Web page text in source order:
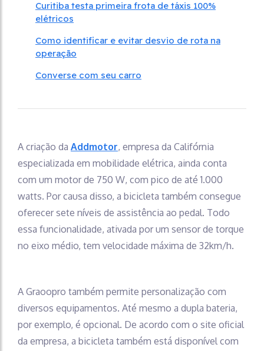
Curitiba testa primeira frota de táxis 100%
elétricos
Como identificar e evitar desvio de rota na
operação
Converse com seu carro
A criação da Addmotor, empresa da Califórnia
especializada em mobilidade elétrica, ainda conta
com um motor de 750 W, com pico de até 1.000
watts. Por causa disso, a bicicleta também consegue
oferecer sete níveis de assistência ao pedal. Todo
essa funcionalidade, ativada por um sensor de torque
no eixo médio, tem velocidade máxima de 32km/h.
A Graoopro também permite personalização com
diversos equipamentos. Até mesmo a dupla bateria,
por exemplo, é opcional. De acordo com o site oficial
da empresa, a bicicleta também está disponível com